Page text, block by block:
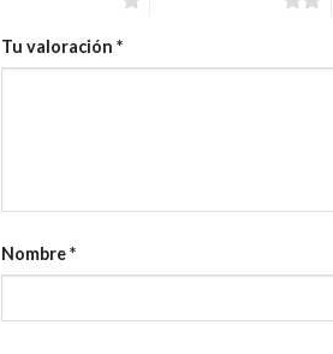
Tu valoración *
Nombre*